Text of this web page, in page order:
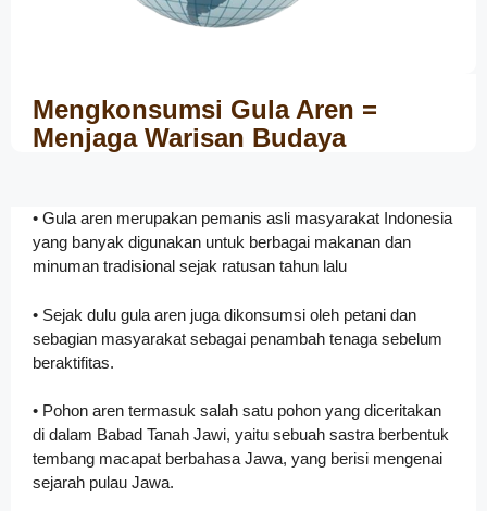
Mengkonsumsi Gula Aren =
Menjaga Warisan Budaya
• Gula aren merupakan pemanis asli masyarakat Indonesia
yang banyak digunakan untuk berbagai makanan dan
minuman tradisional sejak ratusan tahun lalu
• Sejak dulu gula aren juga dikonsumsi oleh petani dan
sebagian masyarakat sebagai penambah tenaga sebelum
beraktifitas.
• Pohon aren termasuk salah satu pohon yang diceritakan
di dalam Babad Tanah Jawi, yaitu sebuah sastra berbentuk
tembang macapat berbahasa Jawa, yang berisi mengenai
sejarah pulau Jawa.